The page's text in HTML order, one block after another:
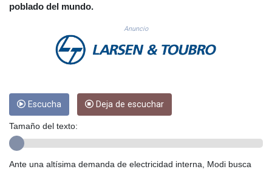
FJD 2.553384
FKP 0.857252
GHS 13.526832
GIP 0.857252
GNF 10123.874202
GYD 241.157003
poblado del mundo.
Anuncio
Escucha Deja de escuchar
Tamaño del texto:
Ante una altísima demanda de electricidad interna, Modi busca